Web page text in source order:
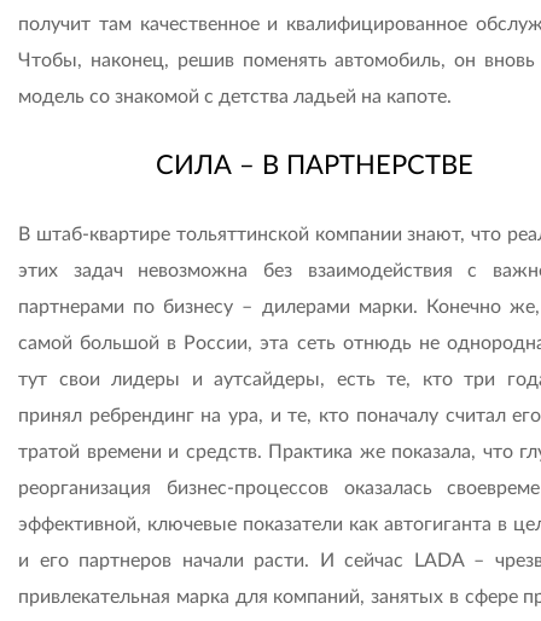
получит там качественное и квалифицированное
Чтобы, наконец, решив поменять автомобиль, он
модель со знакомой с детства ладьей на капоте.
СИЛА – В ПАРТНЕРСТВЕ
В штаб-квартире тольяттинской компании знают, что
этих задач невозможна без взаимодействия с
партнерами по бизнесу – дилерами марки. Конечно
самой большой в России, эта сеть отнюдь не
тут свои лидеры и аутсайдеры, есть те, кто три
принял ребрендинг на ура, и те, кто поначалу считал
тратой времени и средств. Практика же показала, что
реорганизация бизнес-процессов оказалась
эффективной, ключевые показатели как автогиганта в
и его партнеров начали расти. И сейчас LADA –
привлекательная марка для компаний, занятых в сфере